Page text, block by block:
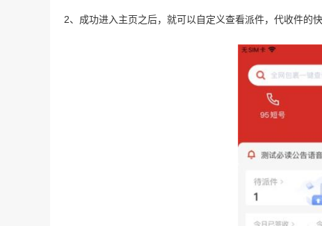
2、成功进入主页之后，就可以自定义查看派件，代收件的快